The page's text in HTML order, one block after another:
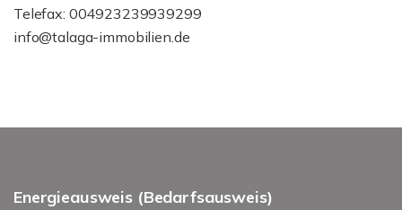
Telefax: 004923239939299
info@talaga-immobilien.de
Energieausweis (Bedarfsausweis)